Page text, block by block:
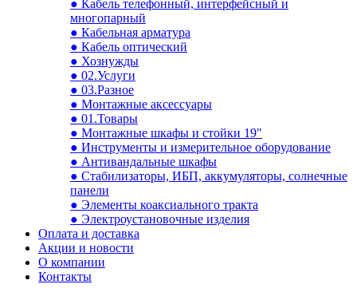
● Кабель телефонный, интерфейсный и
многопарный
● Кабельная арматура
● Кабель оптический
● Хознужды
● 02.Услуги
● 03.Разное
● Монтажные аксессуары
● 01.Товары
● Монтажные шкафы и стойки 19"
● Инструменты и измерительное оборудование
● Антивандальные шкафы
● Стабилизаторы, ИБП, аккумуляторы, солнечные
панели
● Элементы коаксиального тракта
● Электроустановочные изделия
Оплата и доставка
Акции и новости
О компании
Контакты